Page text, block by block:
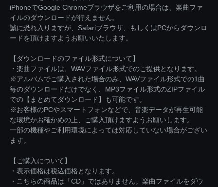
iPhoneでGoogle Chromeブラウザをご利用の場合は、楽曲ファ
イルのダウンロードが行えません。
誠に恐れ入りますが、Safariブラウザ、もしくはPCからダウンロ
ードを頂けますようお願いいたします。
【ダウンロードのファイル形式について】
・楽曲ファイルは、WAVファイル形式でのご提供となります。
※アルバムでご購入された場合のみ、WAVファイル形式での1曲
毎のダウンロードだけでなく、MP3ファイル形式のZIPファイル
での【まとめてダウンロード】も可能です。
※お客様のPCやスマートフォンなどで、音楽データが再生可能
な環境かお確かめの上、ご購入頂けますようお願いします。
一部の機種やご利用環境によっては対応していない場合がござい
ます。
【ご購入について】
・表示価格は税込価格となります。
・こちらの商品は「CD」ではありません。楽曲ファイルをダウ